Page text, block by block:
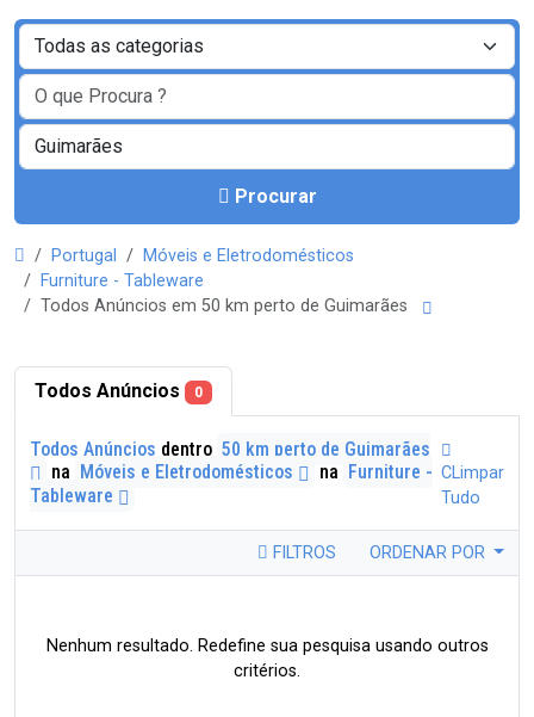
Procurar
Portugal
Móveis e Eletrodomésticos
Furniture - Tableware
Todos Anúncios em 50 km perto de Guimarães
Todos Anúncios 0
Todos Anúncios dentro 50 km perto de Guimarães
na Móveis e Eletrodomésticos na Furniture -
Tableware
CLimpar
Tudo
FILTROS ORDENAR POR
Nenhum resultado. Redefine sua pesquisa usando outros
critérios.